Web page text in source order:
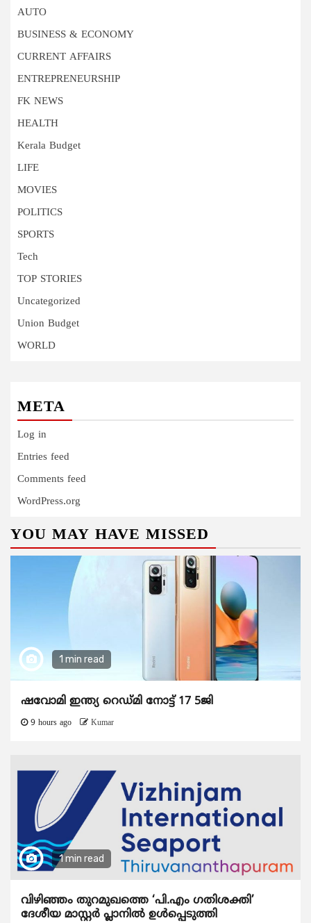
AUTO
BUSINESS & ECONOMY
CURRENT AFFAIRS
ENTREPRENEURSHIP
FK NEWS
HEALTH
Kerala Budget
LIFE
MOVIES
POLITICS
SPORTS
Tech
TOP STORIES
Uncategorized
Union Budget
WORLD
META
Log in
Entries feed
Comments feed
WordPress.org
YOU MAY HAVE MISSED
1 min read
ഷവോമി ഇന്ത്യ റെഡ്മി നോട്ട് 17 5ജി
9 hours ago Kumar
1 min read
വിഴിഞ്ഞം തുറമുഖത്തെ ‘പി.എം ഗതിശക്തി’
ദേശീയ മാസ്റ്റർ പ്ലാനിൽ ഉൾപ്പെടുത്തി